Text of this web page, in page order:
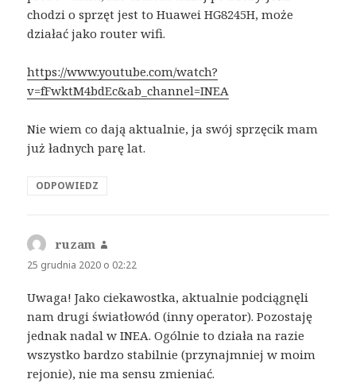
chodzi o sprzęt jest to Huawei HG8245H, może
działać jako router wifi.
https://www.youtube.com/watch?
v=fFwktM4bdEc&ab_channel=INEA
Nie wiem co dają aktualnie, ja swój sprzęcik mam
już ładnych parę lat.
ODPOWIEDZ
ruzam
25 grudnia 2020 o 02:22
Uwaga! Jako ciekawostka, aktualnie podciągnęli
nam drugi światłowód (inny operator). Pozostaję
jednak nadal w INEA. Ogólnie to działa na razie
wszystko bardzo stabilnie (przynajmniej w moim
rejonie), nie ma sensu zmieniać.